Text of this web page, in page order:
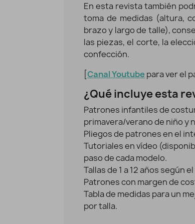
En esta revista también
toma de medidas (altura,
brazo y largo de talle),
las piezas, el corte, la
confección.
[Canal Youtubepara ver el
¿Qué incluye esta
Patrones infantiles de
primavera/verano de niño y
Pliegos de patrones en el
Tutoriales en vídeo
paso de cada modelo.
Tallas de 1 a 12 años según
Patrones con margen de
Tabla de medidas para un
por talla.
Vista rápida
Revista Patrones Infantiles Nº28 Anual
11,95 €